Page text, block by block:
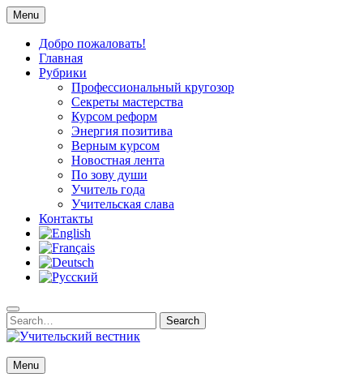
Skip
to
content
Menu
Добро пожаловать!
Главная
Рубрики
Профессиональный кругозор
Секреты мастерства
Курсом реформ
Энергия позитива
Верным курсом
Новостная лента
По зову души
Учитель года
Учительская слава
Контакты
Search
for:
Search
Учительский вестник
Новости образования Республики Саха (Якутия)
Menu